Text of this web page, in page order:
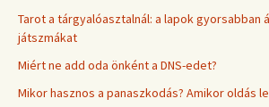
Tarot a tárgyalóasztalnál: a lapok gyorsabban
játszmákat
Miért ne add oda önként a DNS-edet?
Mikor hasznos a panaszkodás? Amikor oldás